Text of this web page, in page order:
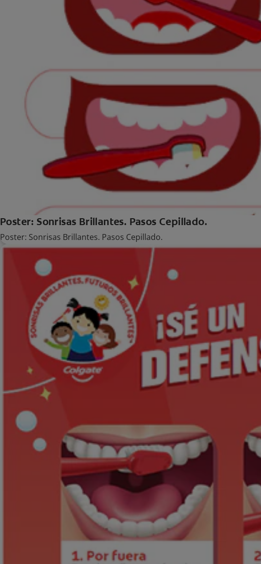
Poster: Sonrisas Brillantes. Pasos Cepillado.
Poster: Sonrisas Brillantes. Pasos Cepillado.